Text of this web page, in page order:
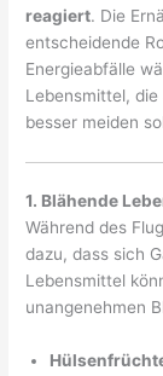
reagiert. Die
entscheidende
Energieabfälle
Lebensmittel, die
besser meiden
1. Blähende
Während des
dazu, dass sich
Lebensmittel
unangenehmen